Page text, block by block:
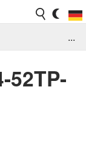
...
52TP-